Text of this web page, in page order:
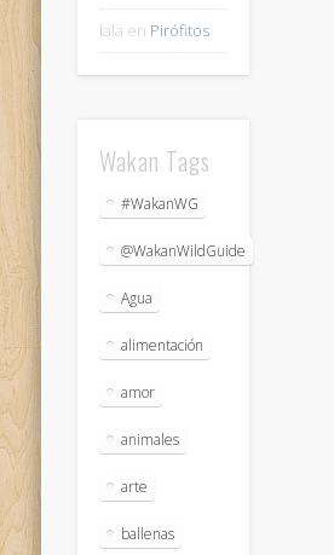
lala en Pirófitos
Wakan Tags
#WakanWG
@WakanWildGuide
Agua
alimentación
amor
animales
arte
ballenas